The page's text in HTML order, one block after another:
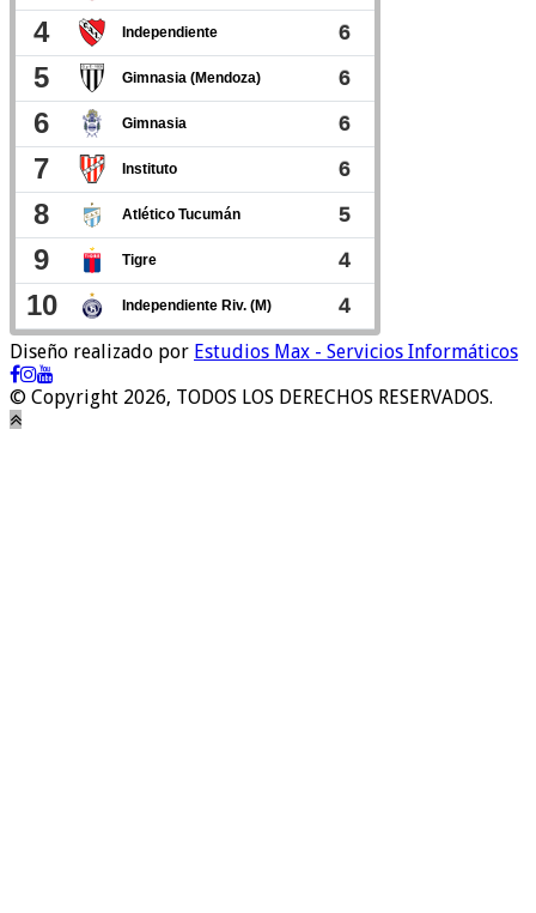
Diseño realizado por Estudios Max - Servicios Informáticos
© Copyright 2026, TODOS LOS DERECHOS RESERVADOS.